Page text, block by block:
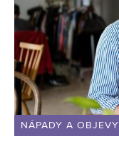
NÁPADY A OBJEVY